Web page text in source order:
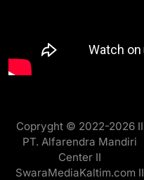
Copryght © 2022-2026 II
PT. Alfarendra Mandiri
Center II
SwaraMediaKaltim.com II